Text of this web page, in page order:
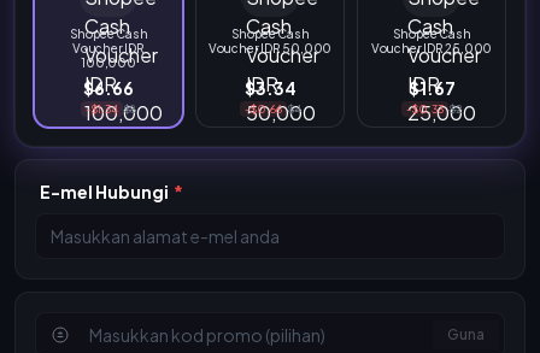
Shopee Cash
Voucher IDR
100,000
$6.66
-$1.34 $8
Shopee Cash
Voucher IDR 50,000
$3.34
-$0.66 $4
Shopee Cash
Voucher IDR 25,000
$1.67
-$0.33 $2
E-mel Hubungi *
Guna